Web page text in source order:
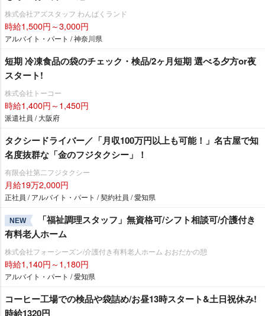
株式会社アズスタッフ わんぱくランド
時給1,500円～3,000円
アルバイト・パート / 神奈川県
短期 冷凍食品の袋のチェック・検品/2ヶ月短期 選べる夕方or夜
スタート!
株式会社トーコー
時給1,400円～1,450円
派遣社員 / 大阪府
タクシードライバー／「月収100万円以上も可能！」名古屋で知
名度抜群な「金のフジタクシー」！
有限会社第二フジタクシー
月給19万2,000円
正社員 / アルバイト・パート / 契約社員 / 愛知県
NEW
「福祉調理スタッフ」無資格可/シフト相談可/介護付き
有料老人ホーム
株式会社フォーシーズン/介護付き有料老人ホーム おおだかの憩
時給1,140円～1,180円
アルバイト・パート / 愛知県
コーヒー工場での検品や袋詰め/お昼13時スタート&土日祝休み!
時給1320円